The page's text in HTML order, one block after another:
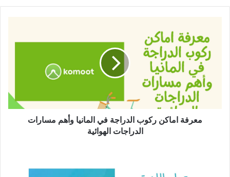
ركوب
الدراجة
وأهم
الدراجات
معرفة اماكن ركوب الدراجة في المانيا وأهم مسارات
الدراجات الهوائية